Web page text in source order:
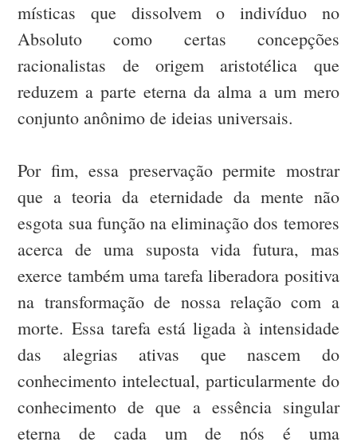
místicas que dissolvem o indivíduo no
Absoluto como certas concepções
racionalistas de origem aristotélica que
reduzem a parte eterna da alma a um mero
conjunto anônimo de ideias universais.
Por fim, essa preservação permite mostrar
que a teoria da eternidade da mente não
esgota sua função na eliminação dos temores
acerca de uma suposta vida futura, mas
exerce também uma tarefa liberadora positiva
na transformação de nossa relação com a
morte. Essa tarefa está ligada à intensidade
das alegrias ativas que nascem do
conhecimento intelectual, particularmente do
conhecimento de que a essência singular
eterna de cada um de nós é uma